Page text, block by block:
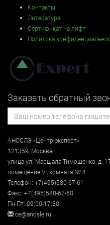
Контакты
Литература
Сертификат на лифт
Политика
Заказать обратный
АНОСЛЭ «Центр-эксперт»
121359 Москва
улицаул. Маршала Тимошенко, д.
помещение VI, комната № 4
Телефон: +7(495)580-67-61
Факс: +7(495)580-67-60
Пн-Пт: 09:00-17:30
ce@anosle.ru